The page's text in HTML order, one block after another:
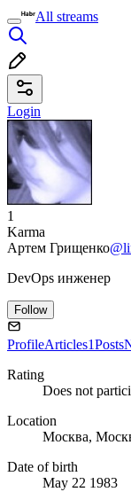
All streams
Login
1
Karma
Артем Грищенко
DevOps инженер
Follow
ProfileArticles1Posts
Rating
Does not
Location
Москва,
Date of birth
May 22 1983